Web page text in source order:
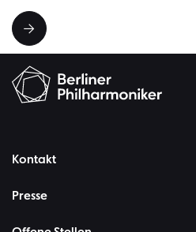
Kontakt
Presse